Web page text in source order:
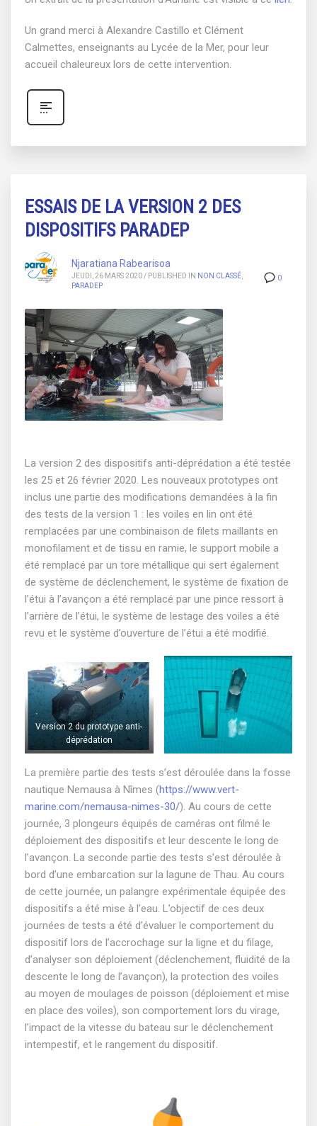
Un grand merci à Alexandre Castillo et Clément
Calmettes, enseignants au Lycée de la Mer, pour leur
accueil chaleureux lors de cette intervention.
ESSAIS DE LA VERSION 2 DES
DISPOSITIFS PARADEP
0
Njaratiana Rabearisoa
JEUDI, 26 MARS 2020 / PUBLISHED IN NON CLASSÉ
PARADEP
La version 2 des dispositifs anti-déprédation a été testée
les 25 et 26 février 2020. Les nouveaux prototypes ont
inclus une partie des modifications demandées à la fin
des tests de la version 1 : les voiles en lin ont été
remplacées par une combinaison de filets maillants en
monofilament et de tissu en ramie, le support mobile a
été remplacé par un tore métallique qui sert également
de système de déclenchement, le système de fixation de
l’étui à l’avançon a été remplacé par une pince ressort à
l’arrière de l’étui, le système de lestage des voiles a été
revu et le système d’ouverture de l’étui a été modifié.
Version 2 du prototype anti-
déprédation
La première partie des tests s’est déroulée dans la fosse
nautique Nemausa à Nîmes (https://www.vert-
marine.com/nemausa-nimes-30/). Au cours de cette
journée, 3 plongeurs équipés de caméras ont filmé le
déploiement des dispositifs et leur descente le long de
l’avançon. La seconde partie des tests s’est déroulée à
bord d’une embarcation sur la lagune de Thau. Au cours
de cette journée, un palangre expérimentale équipée des
dispositifs a été mise à l’eau. L’objectif de ces deux
journées de tests a été d’évaluer le comportement du
dispositif lors de l’accrochage sur la ligne et du filage,
d’analyser son déploiement (déclenchement, fluidité de la
descente le long de l’avançon), la protection des voiles
au moyen de moulages de poisson (déploiement et mise
en place des voiles), son comportement lors du virage,
l’impact de la vitesse du bateau sur le déclenchement
intempestif, et le rangement du dispositif.